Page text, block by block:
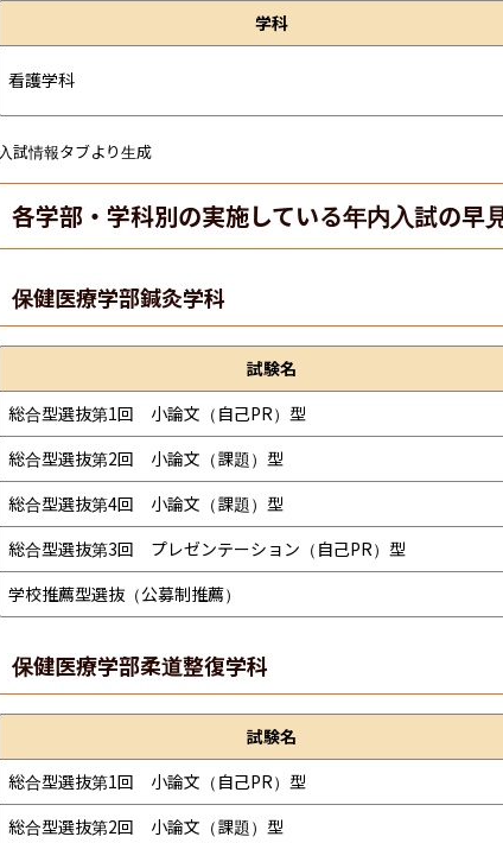
学科
看護学科
入試情報タブより生成
各学部・学科別の実施している年内入試の早
保健医療学部鍼灸学科
試験名
総合型選抜第1回　小論文（自己PR）型
総合型選抜第2回　小論文（課題）型
総合型選抜第4回　小論文（課題）型
総合型選抜第3回　プレゼンテーション（自己PR）型
学校推薦型選抜（公募制推薦）
保健医療学部柔道整復学科
試験名
総合型選抜第1回　小論文（自己PR）型
総合型選抜第2回　小論文（課題）型